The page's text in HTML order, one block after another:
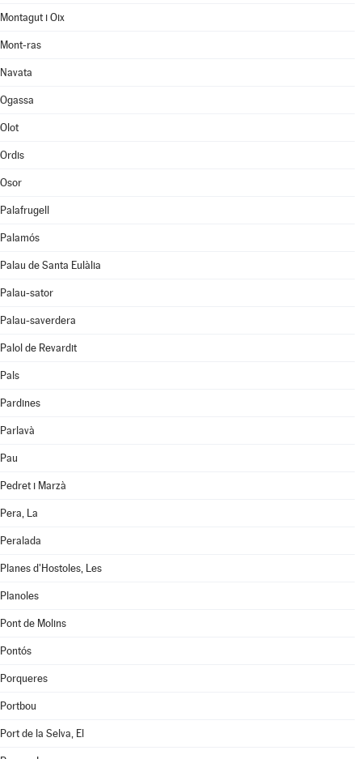
Montagut i Oix
Mont-ras
Navata
Ogassa
Olot
Ordis
Osor
Palafrugell
Palamós
Palau de Santa Eulàlia
Palau-sator
Palau-saverdera
Palol de Revardit
Pals
Pardines
Parlavà
Pau
Pedret i Marzà
Pera, La
Peralada
Planes d'Hostoles, Les
Planoles
Pont de Molins
Pontós
Porqueres
Portbou
Port de la Selva, El